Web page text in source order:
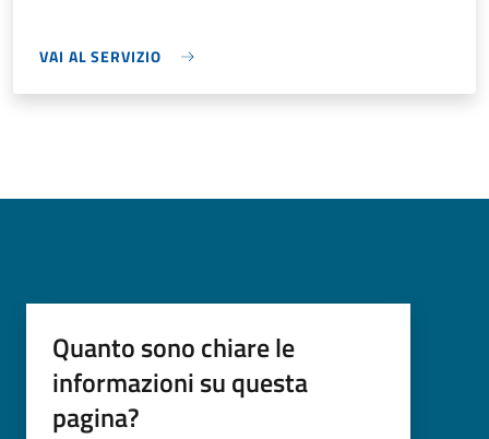
VAI AL SERVIZIO
Quanto sono chiare le
informazioni su questa
pagina?